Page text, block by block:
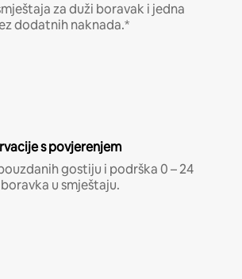
za duži boravak i jedna
dodatnih naknada.*
s povjerenjem
gostiju i podrška 0 – 24
u smještaju.